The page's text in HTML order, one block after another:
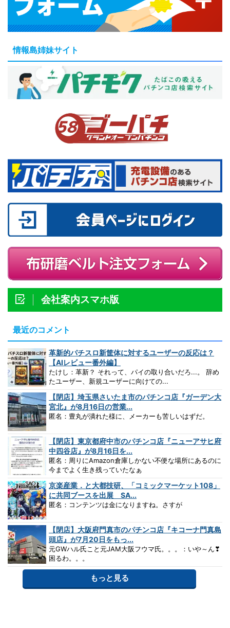
情報島姉妹サイト
会社案内スマホ版
最近のコメント
革新的パチスロ新筐体に対するユーザーの反応は？
【AIレビュー番外編】
たけし：革新？ それって、パイの取り合いだろ...。 辞め
たユーザー、新規ユーザーに向けての...
【閉店】埼玉県さいたま市のパチンコ店『ガーデン大
宮北』が8月16日の営業...
匿名：豊丸が潰れた様に、メーカーも苦しいはずだ。
【閉店】東京都府中市のパチンコ店『ニューアサヒ府
中四谷店』が8月16日を...
匿名：周りにAmazon倉庫しかない不便な場所にあるのに
今までよく生き残っていたなぁ
京楽産業．と大都技研、「コミックマーケット108」
に共同ブースを出展 SA...
匿名：コンテンツは金になりますね。さすが
【閉店】大阪府門真市のパチンコ店『キコーナ門真島
頭店』が7月20日をもっ...
元GWハル氏こと元JAM大阪フウマ氏。。。：いや～ん❣
困るわ。。。
もっと見る